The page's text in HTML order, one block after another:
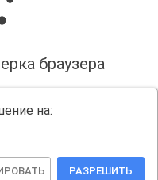
браузера
уведомления
на:
РАЗРЕШИТЬ